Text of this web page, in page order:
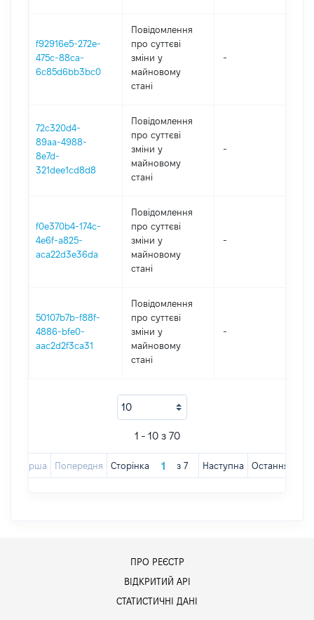
f92916e5-272e-
475c-88ca-
6c85d6bb3bc0
Повідомлення
про суттєві
зміни y
майновому
стані
-
72c320d4-
89aa-4988-
8e7d-
321dee1cd8d8
Повідомлення
про суттєві
зміни y
майновому
стані
-
f0e370b4-174c-
4e6f-a825-
aca22d3e36da
Повідомлення
про суттєві
зміни y
майновому
стані
-
50107b7b-f88f-
4886-bfe0-
aac2d2f3ca31
Повідомлення
про суттєві
зміни y
майновому
стані
-
1 - 10 з 70
Перша Попередня Сторінка з 7 Наступна Остання
ПРО РЕЄСТР
ВІДКРИТИЙ АРІ
СТАТИСТИЧНІ ДАНІ